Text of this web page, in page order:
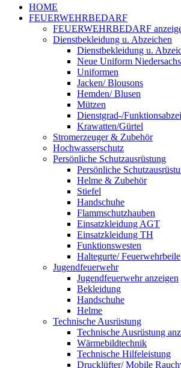
HOME
FEUERWEHRBEDARF
FEUERWEHRBEDARF
Dienstbekleidung u. Abzeichen
Dienstbekleidung u.
Neue Uniform
Uniformen
Jacken/ Blousons
Hemden/ Blusen
Mützen
Dienstgrad-/
Krawatten/Gürtel
Stromerzeuger & Zubehör
Hochwasserschutz
Persönliche Schutzausrüstung
Persönliche
Helme & Zubehör
Stiefel
Handschuhe
Flammschutzhauben
Einsatzkleidung AGT
Einsatzkleidung TH
Funktionswesten
Haltegurte/ Feuerwehrbeile
Jugendfeuerwehr
Jugendfeuerwehr anzeigen
Bekleidung
Handschuhe
Helme
Technische Ausrüstung
Technische Ausrüstung
Wärmebildtechnik
Technische Hilfeleistung
Drucklüfter/ Mobile